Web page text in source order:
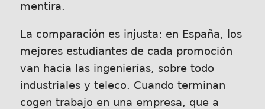
mentira.
La comparación es injusta: en España, los
mejores estudiantes de cada promoción
van hacia las ingenierías, sobre todo
industriales y teleco. Cuando terminan
cogen trabajo en una empresa, que a